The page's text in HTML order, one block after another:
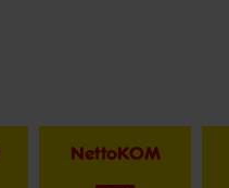
NettoKOM